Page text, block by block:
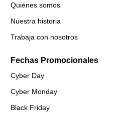
Quiénes somos
Nuestra historia
Trabaja con nosotros
Fechas Promocionales
Cyber Day
Cyber Monday
Black Friday